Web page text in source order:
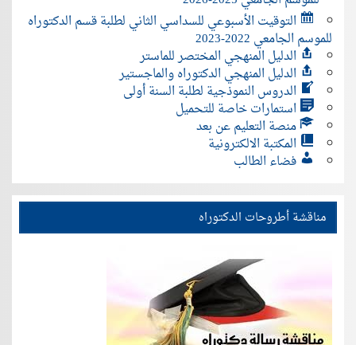
التوقيت الأسبوعي للسداسي الثاني لطلبة قسم الدكتوراه
للموسم الجامعي 2022-2023
الدليل المنهجي المختصر للماستر
الدليل المنهجي الدكتوراه والماجستير
الدروس النموذجية لطلبة السنة أولى
استمارات خاصة للتحميل
منصة التعليم عن بعد
المكتبة الالكترونية
فضاء الطالب
مناقشة أطروحات الدكتوراه